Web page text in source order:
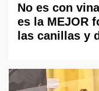
No es con
es la MEJOR
las canillas y